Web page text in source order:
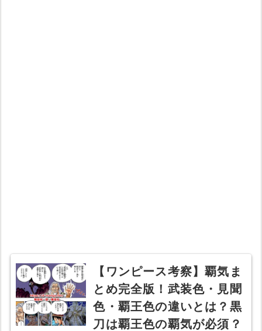
【ワンピース考察】覇気ま
とめ完全版！武装色・見聞
色・覇王色の違いとは？黒
刀は覇王色の覇気が必須？